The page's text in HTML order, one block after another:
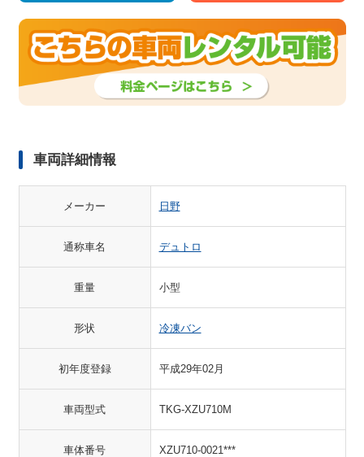
車両詳細情報
メーカー 日野
通称車名 デュトロ
重量 小型
形状 冷凍バン
初年度登録 平成29年02月
車両型式 TKG-XZU710M
車体番号 XZU710-0021***